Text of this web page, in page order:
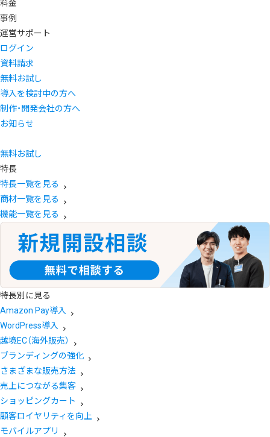
料金
事例
運営サポート
ログイン
資料請求
無料お試し
導入を検討中の方へ
制作・開発会社の方へ
お知らせ
無料お試し
特長
特長一覧を見る
商材一覧を見る
機能一覧を見る
特長別に見る
Amazon Pay導入
WordPress導入
越境EC（海外販売）
ブランディングの強化
さまざまな販売方法
売上につながる集客
ショッピングカート
顧客ロイヤリティを向上
モバイルアプリ